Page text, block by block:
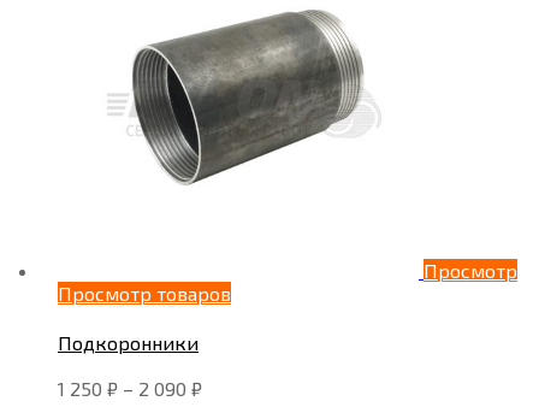
Просмотр
Просмотр товаров
Подкоронники
1 250 ₽ – 2 090 ₽